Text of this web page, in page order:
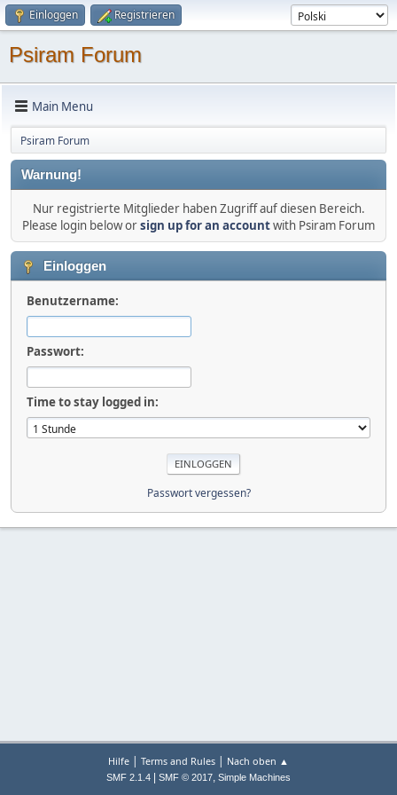
Einloggen Registrieren
Psiram Forum
Main Menu
Psiram Forum
Warnung!
Nur registrierte Mitglieder haben Zugriff auf diesen Bereich.
Please login below orsign up for an accountwith Psiram Forum
Einloggen
Benutzername:
Passwort:
Time to stay logged in:
Passwort vergessen?
Hilfe | Terms and Rules | Nach oben ▲
SMF 2.1.4 SMF © 2017, Simple Machines